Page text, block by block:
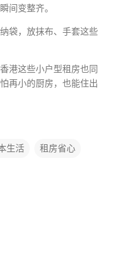
间变整齐。
袋，放抹布、手套这些
港这些小户型租房也同
再小的厨房，也能住出
生活 租房省心